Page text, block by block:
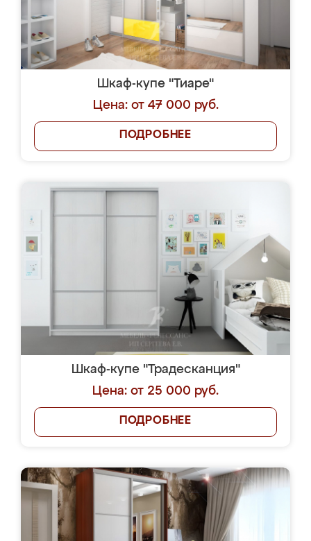
Шкаф-купе "Тиаре"
Цена: от 47 000 руб.
ПОДРОБНЕЕ
Шкаф-купе "Традесканция"
Цена: от 25 000 руб.
ПОДРОБНЕЕ